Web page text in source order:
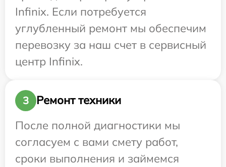
Infinix. Если потребуется
углубленный ремонт мы обеспечим
перевозку за наш счет в сервисный
центр Infinix.
3
Ремонт техники
После полной диагностики мы
согласуем с вами смету работ,
сроки выполнения и займемся